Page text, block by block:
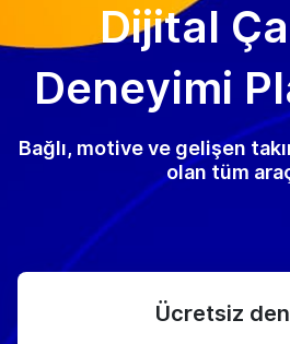
Dijital
Deneyimi
Bağlı, motive ve gelişen
olan tüm
Ücretsiz